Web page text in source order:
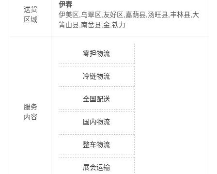
送货
区域
伊春
伊美区,乌翠区,友好区,嘉荫县,汤旺县,丰林县,大
箐山县,南岔县,金,铁力
服务
内容
零担物流
冷链物流
全国配送
国内物流
整车物流
展会运输